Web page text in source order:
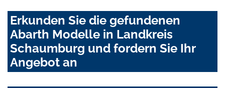
Erkunden Sie die gefundenen
Abarth Modelle in Landkreis
Schaumburg und fordern Sie Ihr
Angebot an